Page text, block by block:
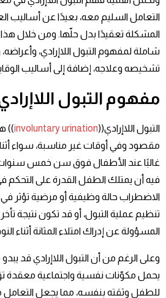
التعامل السليم معه، بعيدًا عن أساليب
المشكلة تعقيدًا بدل حلّها. ومن خلال
شاملة لمفهوم التبول اللاإرادي،
تشخيصه وعلاجه، إضافة إلى أساليب
مفهوم التبول
التبول اللاإرادي((involuntary urination
))
مقصود وفي أوقات غير مناسبة، سواء
غالبًا عند الأطفال فوق سن خمس
فيه أن يمتلك الطفل القدرة على التحكم
الاضطراب حالة وظيفية أو مرضية تؤثر في
تنظيم عملية التبول، أو قد تكون نتيجة
المسؤولة عن إدراك امتلاء المثانة أثناء
وعلى الرغم من أن التبول اللاإرادي قد
يحمل مكوّنات نفسية واجتماعية معقدة
للطفل وثقته بنفسه، مما يجعل